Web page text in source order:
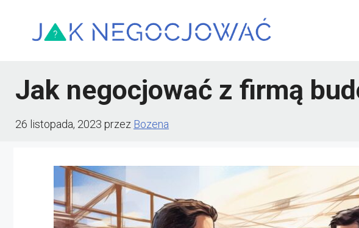
Jak negocjować z firmą
26 listopada, 2023 przez Bozena